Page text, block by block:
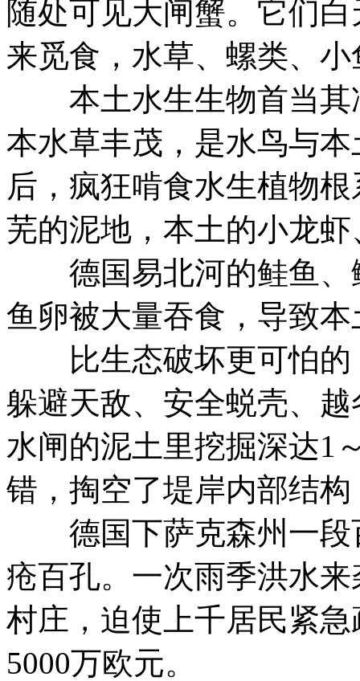
随处可见大闸蟹。它们
来觅食，水草、螺类、
本土水生生物首当其
本水草丰茂，是水鸟与
后，疯狂啃食水生植物
芜的泥地，本土的小龙
德国易北河的鲑鱼、
鱼卵被大量吞食，导致
比生态破坏更可怕的
躲避天敌、安全蜕壳、
水闸的泥土里挖掘深达1
错，掏空了堤岸内部结
德国下萨克森州一段
疮百孔。一次雨季洪水
村庄，迫使上千居民紧
5000万欧元。